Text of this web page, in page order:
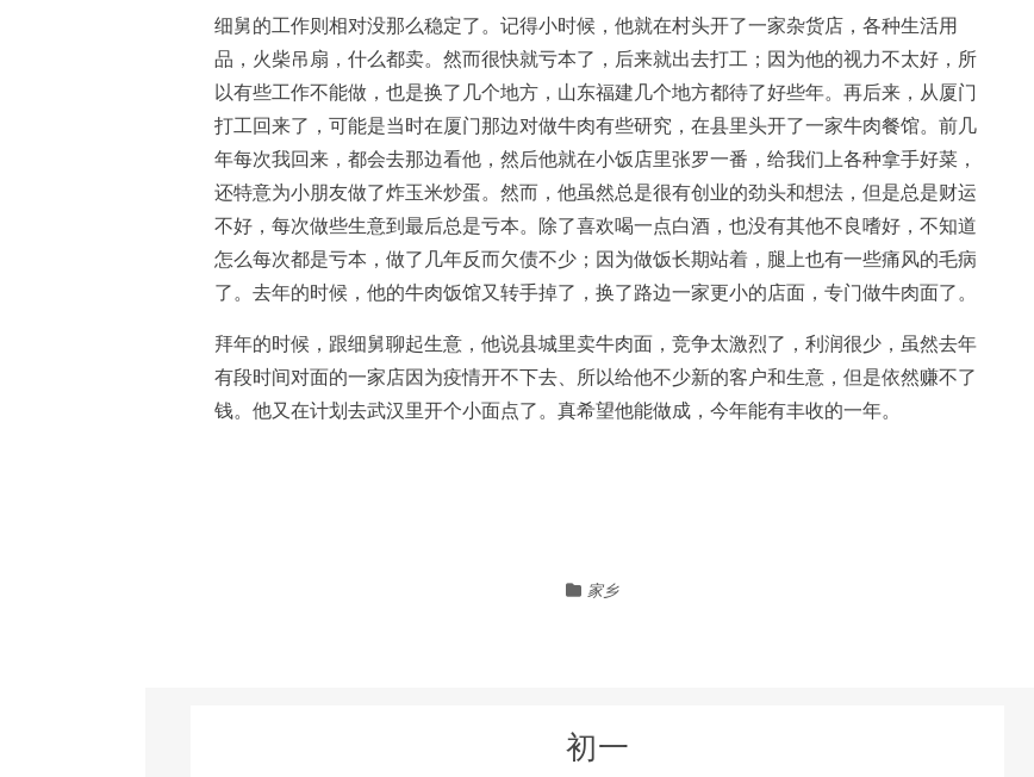
细舅的工作则相对没那么稳定了。记得小时候，他就在村头开了一家杂货店，各种生活用
品，火柴吊扇，什么都卖。然而很快就亏本了，后来就出去打工；因为他的视力不太好，所
以有些工作不能做，也是换了几个地方，山东福建几个地方都待了好些年。再后来，从厦门
打工回来了，可能是当时在厦门那边对做牛肉有些研究，在县里头开了一家牛肉餐馆。前几
年每次我回来，都会去那边看他，然后他就在小饭店里张罗一番，给我们上各种拿手好菜，
还特意为小朋友做了炸玉米炒蛋。然而，他虽然总是很有创业的劲头和想法，但是总是财运
不好，每次做些生意到最后总是亏本。除了喜欢喝一点白酒，也没有其他不良嗜好，不知道
怎么每次都是亏本，做了几年反而欠债不少；因为做饭长期站着，腿上也有一些痛风的毛病
了。去年的时候，他的牛肉饭馆又转手掉了，换了路边一家更小的店面，专门做牛肉面了。
拜年的时候，跟细舅聊起生意，他说县城里卖牛肉面，竞争太激烈了，利润很少，虽然去年
有段时间对面的一家店因为疫情开不下去、所以给他不少新的客户和生意，但是依然赚不了
钱。他又在计划去武汉里开个小面点了。真希望他能做成，今年能有丰收的一年。
家乡
初一